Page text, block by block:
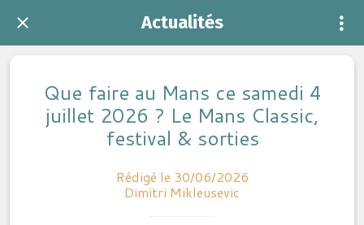
Actualités
Que faire au Mans ce samedi 4
juillet 2026 ? Le Mans Classic,
festival & sorties
Rédigé le 30/06/2026
Dimitri Mikleusevic